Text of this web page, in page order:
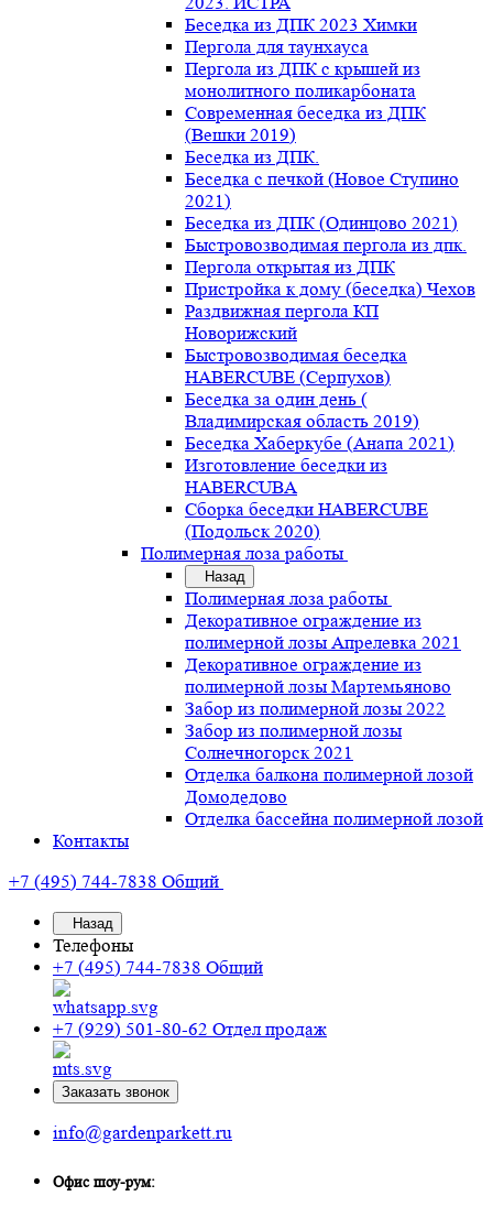
Беседка из ДПК 2023 Химки
Пергола для таунхауса
Пергола из ДПК с крышей из
монолитного поликарбоната
Современная беседка из ДПК
(Вешки 2019)
Беседка из ДПК.
Беседка с печкой (Новое Ступино
2021)
Беседка из ДПК (Одинцово 2021)
Быстровозводимая пергола из дпк.
Пергола открытая из ДПК
Пристройка к дому (беседка) Чехов
Раздвижная пергола КП
Новорижский
Быстровозводимая беседка
HABERCUBE (Серпухов)
Беседка за один день (
Владимирская область 2019)
Беседка Хаберкубе (Анапа 2021)
Изготовление беседки из
HABERCUBA
Сборка беседки HABERCUBE
(Подольск 2020)
Полимерная лоза работы
Назад
Полимерная лоза работы
Декоративное ограждение из
полимерной лозы Апрелевка 2021
Декоративное ограждение из
полимерной лозы Мартемьяново
Забор из полимерной лозы 2022
Забор из полимерной лозы
Солнечногорск 2021
Отделка балкона полимерной лозой
Домодедово
Отделка бассейна полимерной лозой
Контакты
+7 (495) 744-7838 Общий
Назад
Телефоны
+7 (495) 744-7838 Общий
+7 (929) 501-80-62 Отдел продаж
Заказать звонок
info@gardenparkett.ru
Офис шоу-рум: